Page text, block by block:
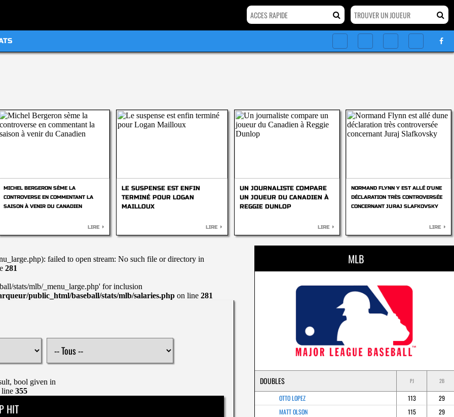
MICHEL BERGERON SÈME LA
CONTROVERSE EN COMMENTANT LA
SAISON À VENIR DU CANADIEN
LIRE
LE SUSPENSE EST ENFIN
TERMINÉ POUR LOGAN
MAILLOUX
LIRE
UN JOURNALISTE COMPARE
UN JOUEUR DU CANADIEN À
REGGIE DUNLOP
LIRE
NORMAND FLYNN Y EST ALLÉ D'UNE
DÉCLARATION TRÈS CONTROVERSÉE
CONCERNANT JURAJ SLAFKOVSKY
LIRE
failed to open stream: No such file or directory in
281
stats/mlb/_menu_large.php' for inclusion
public_html/baseball/stats/mlb/salaries.php on line 281
bool given in
line 355
HIT
MLB
DOUBLES PJ 2B
OTTO LOPEZ 113
29
MATT OLSON
115
29